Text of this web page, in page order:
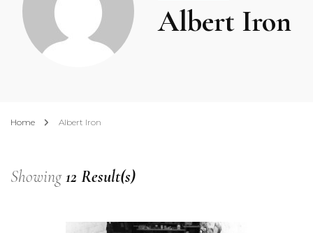
Albert Iron
Home Albert Iron
Showing12 Result(s)